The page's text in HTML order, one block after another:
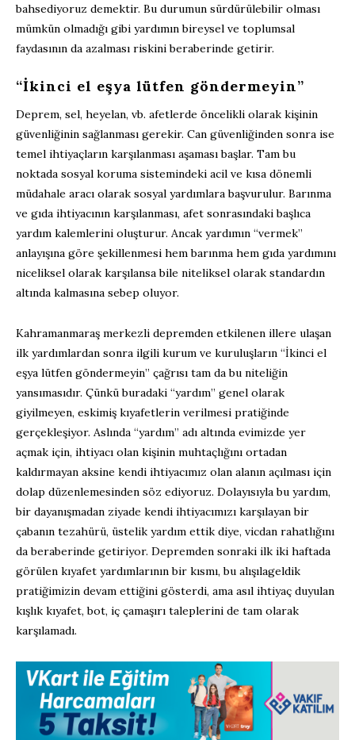
bahsediyoruz demektir. Bu durumun sürdürülebilir olması
mümkün olmadığı gibi yardımın bireysel ve toplumsal
faydasının da azalması riskini beraberinde getirir.
“İkinci el eşya lütfen göndermeyin”
Deprem, sel, heyelan, vb. afetlerde öncelikli olarak kişinin
güvenliğinin sağlanması gerekir. Can güvenliğinden sonra ise
temel ihtiyaçların karşılanması aşaması başlar. Tam bu
noktada sosyal koruma sistemindeki acil ve kısa dönemli
müdahale aracı olarak sosyal yardımlara başvurulur. Barınma
ve gıda ihtiyacının karşılanması, afet sonrasındaki başlıca
yardım kalemlerini oluşturur. Ancak yardımın “vermek”
anlayışına göre şekillenmesi hem barınma hem gıda yardımını
niceliksel olarak karşılansa bile niteliksel olarak standardın
altında kalmasına sebep oluyor.
Kahramanmaraş merkezli depremden etkilenen illere ulaşan
ilk yardımlardan sonra ilgili kurum ve kuruluşların “İkinci el
eşya lütfen göndermeyin” çağrısı tam da bu niteliğin
yansımasıdır. Çünkü buradaki “yardım” genel olarak
giyilmeyen, eskimiş kıyafetlerin verilmesi pratiğinde
gerçekleşiyor. Aslında “yardım” adı altında evimizde yer
açmak için, ihtiyacı olan kişinin muhtaçlığını ortadan
kaldırmayan aksine kendi ihtiyacımız olan alanın açılması için
dolap düzenlemesinden söz ediyoruz. Dolayısıyla bu yardım,
bir dayanışmadan ziyade kendi ihtiyacımızı karşılayan bir
çabanın tezahürü, üstelik yardım ettik diye, vicdan rahatlığını
da beraberinde getiriyor. Depremden sonraki ilk iki haftada
görülen kıyafet yardımlarının bir kısmı, bu alışılageldik
pratiğimizin devam ettiğini gösterdi, ama asıl ihtiyaç duyulan
kışlık kıyafet, bot, iç çamaşırı taleplerini de tam olarak
karşılamadı.